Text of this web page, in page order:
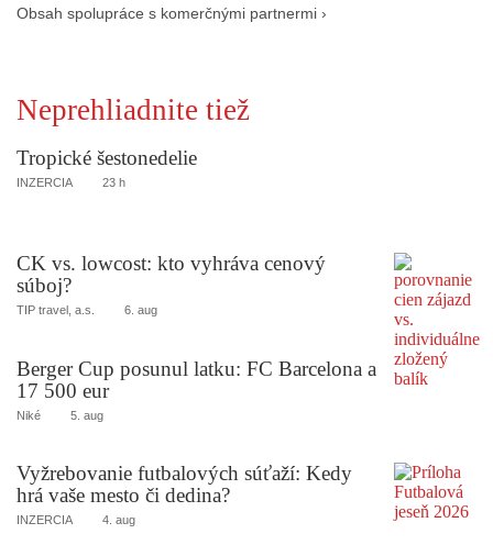
Obsah spolupráce s komerčnými partnermi ›
Neprehliadnite tiež
Tropické šestonedelie
INZERCIA 23 h
CK vs. lowcost: kto vyhráva cenový
súboj?
TIP travel, a.s. 6. aug
Berger Cup posunul latku: FC Barcelona a
17 500 eur
Niké 5. aug
Vyžrebovanie futbalových súťaží: Kedy
hrá vaše mesto či dedina?
INZERCIA 4. aug